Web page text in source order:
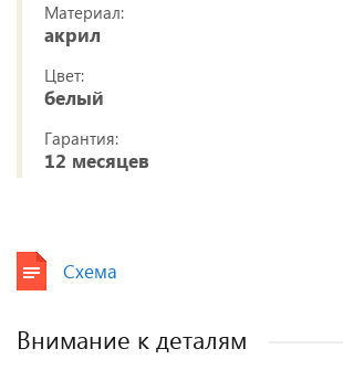
Материал:
акрил
Цвет:
белый
Гарантия:
12 месяцев
Схема
Внимание к деталям